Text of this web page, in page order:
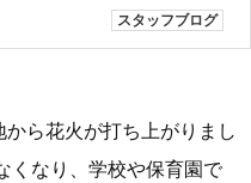
スタッフブログ
ら花火が打ち上がりまし
くなり、学校や保育園で